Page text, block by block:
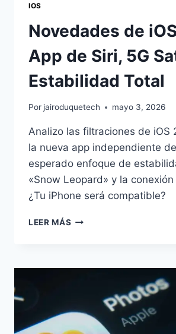
IOS
Novedades de
App de Siri, 5G
Estabilidad Total
Por jairoduquetech mayo 3, 2026
Analizo las filtraciones de iOS
la nueva app independiente
esperado enfoque de
«Snow Leopard» y la
¿Tu iPhone será compatible?
LEER MÁS NOVEDADES
APP
SATELITAL
Y